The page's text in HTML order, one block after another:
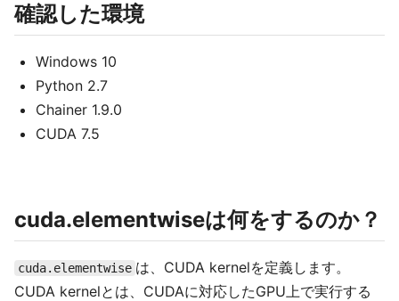
確認した環境
Windows 10
Python 2.7
Chainer 1.9.0
CUDA 7.5
cuda.elementwiseは何をするのか？
cuda.elementwise は、CUDA kernelを定義します。
CUDA kernelとは、CUDAに対応したGPU上で実行する